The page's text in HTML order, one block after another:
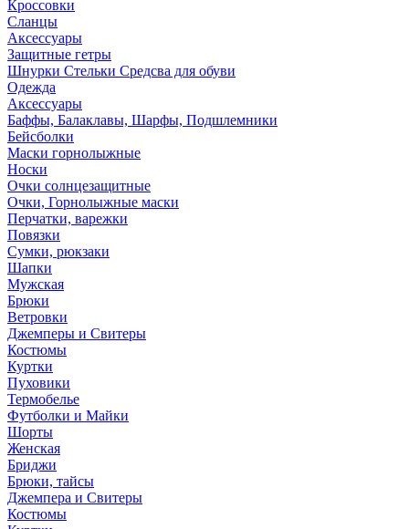
Кроссовки
Сланцы
Аксессуары
Защитные гетры
Шнурки Стельки Средсва для обуви
Одежда
Аксессуары
Баффы, Балаклавы, Шарфы, Подшлемники
Бейсболки
Маски горнолыжные
Носки
Очки солнцезащитные
Очки, Горнолыжные маски
Перчатки, варежки
Повязки
Сумки, рюкзаки
Шапки
Мужская
Брюки
Ветровки
Джемперы и Свитеры
Костюмы
Куртки
Пуховики
Термобелье
Футболки и Майки
Шорты
Женская
Бриджи
Брюки, тайсы
Джемпера и Свитеры
Костюмы